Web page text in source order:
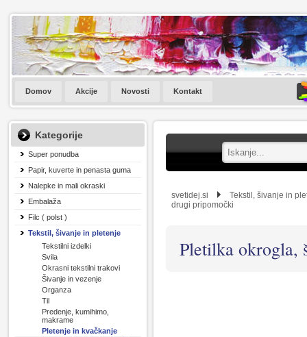
Domov Akcije Novosti Kontakt
Kategorije
Super ponudba
Papir, kuverte in penasta guma
Nalepke in mali okraski
Embalaža
Filc ( polst )
Tekstil, šivanje in pletenje
Tekstilni izdelki
Svila
Okrasni tekstilni trakovi
Šivanje in vezenje
Organza
Til
Predenje, kumihimo,
makrame
Pletenje in kvačkanje
svetidej.si
Tekstil, šivanje in
drugi pripomočki
Pletilka okrogla,